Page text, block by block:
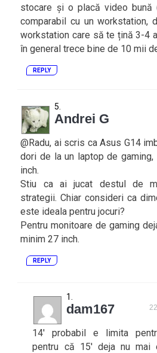
stocare și o placă video bună
comparabil cu un workstation,
workstation care să te țină 3-4
în general trece bine de 10 mii
REPLY
Andrei G
@Radu, ai scris ca Asus G14
dori de la un laptop de
inch.
Stiu ca ai jucat destul de
strategii. Chiar consideri ca
este ideala pentru jocuri?
Pentru monitoare de gaming
minim 27 inch.
REPLY
dam167
14′ probabil e limita
pentru că 15′ deja nu mai